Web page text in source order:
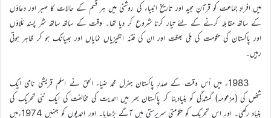
میں افرادِ جماعت کو قرآنِ مجید اور تاریخ انبیاء کی روشنی میں ہر قسم کے حالات کا صبر اور دعاؤں
کے ساتھ مقابلہ کرنے کے لئے تیار کرنا شروع کر دیا تھا۔ وقت کے ساتھ ساتھ شرّ پسند مُلّاؤں
اور پاکستان کی حکومت کی ملی بھگت اور ان کی فتنہ انگیزیاں نمایاں اور بھیانک ہو کر ظاہر ہوتی
رہیں۔
1983ء میں اُس وقت کے صدرِ پاکستان جنرل محمد ضیاء الحق نے اسلم قریشی نامی ایک
شخص کی (مزعومہ) گمشدگی کو بنیادبنا کر پاکستان بھر میں احمدیت کی مخالفت کی ایک نئی تحریک کی
بنیاد رکھی۔ اور اس تحریک کو حکومتی سرپرستی میں آگے بڑھایا۔ اور احمدیوں کو جنہیں 1974ءمیں